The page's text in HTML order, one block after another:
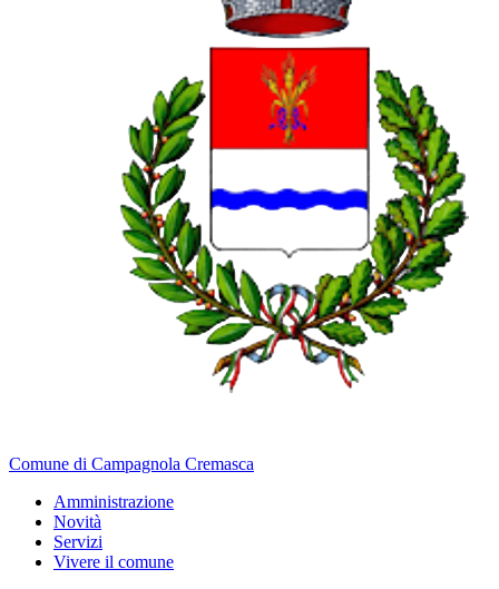
Comune di Campagnola Cremasca
Amministrazione
Novità
Servizi
Vivere il comune